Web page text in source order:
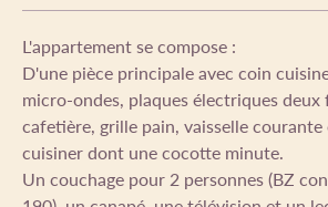
L'appartement se compose :
D'une pièce principale avec coin
micro-ondes, plaques électriques
cafetière, grille pain, vaisselle
cuisiner dont une cocotte minute.
Un couchage pour 2 personnes (BZ